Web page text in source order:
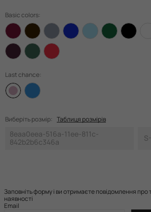
Basic colors:
Last chance:
Виберіть розмір: Таблиця розмірів
8eaa0eea-516a-11ee-811c-
842b2b6c346a
Заповніть форму і ви отримаєте повідомлення про
наявності
Email